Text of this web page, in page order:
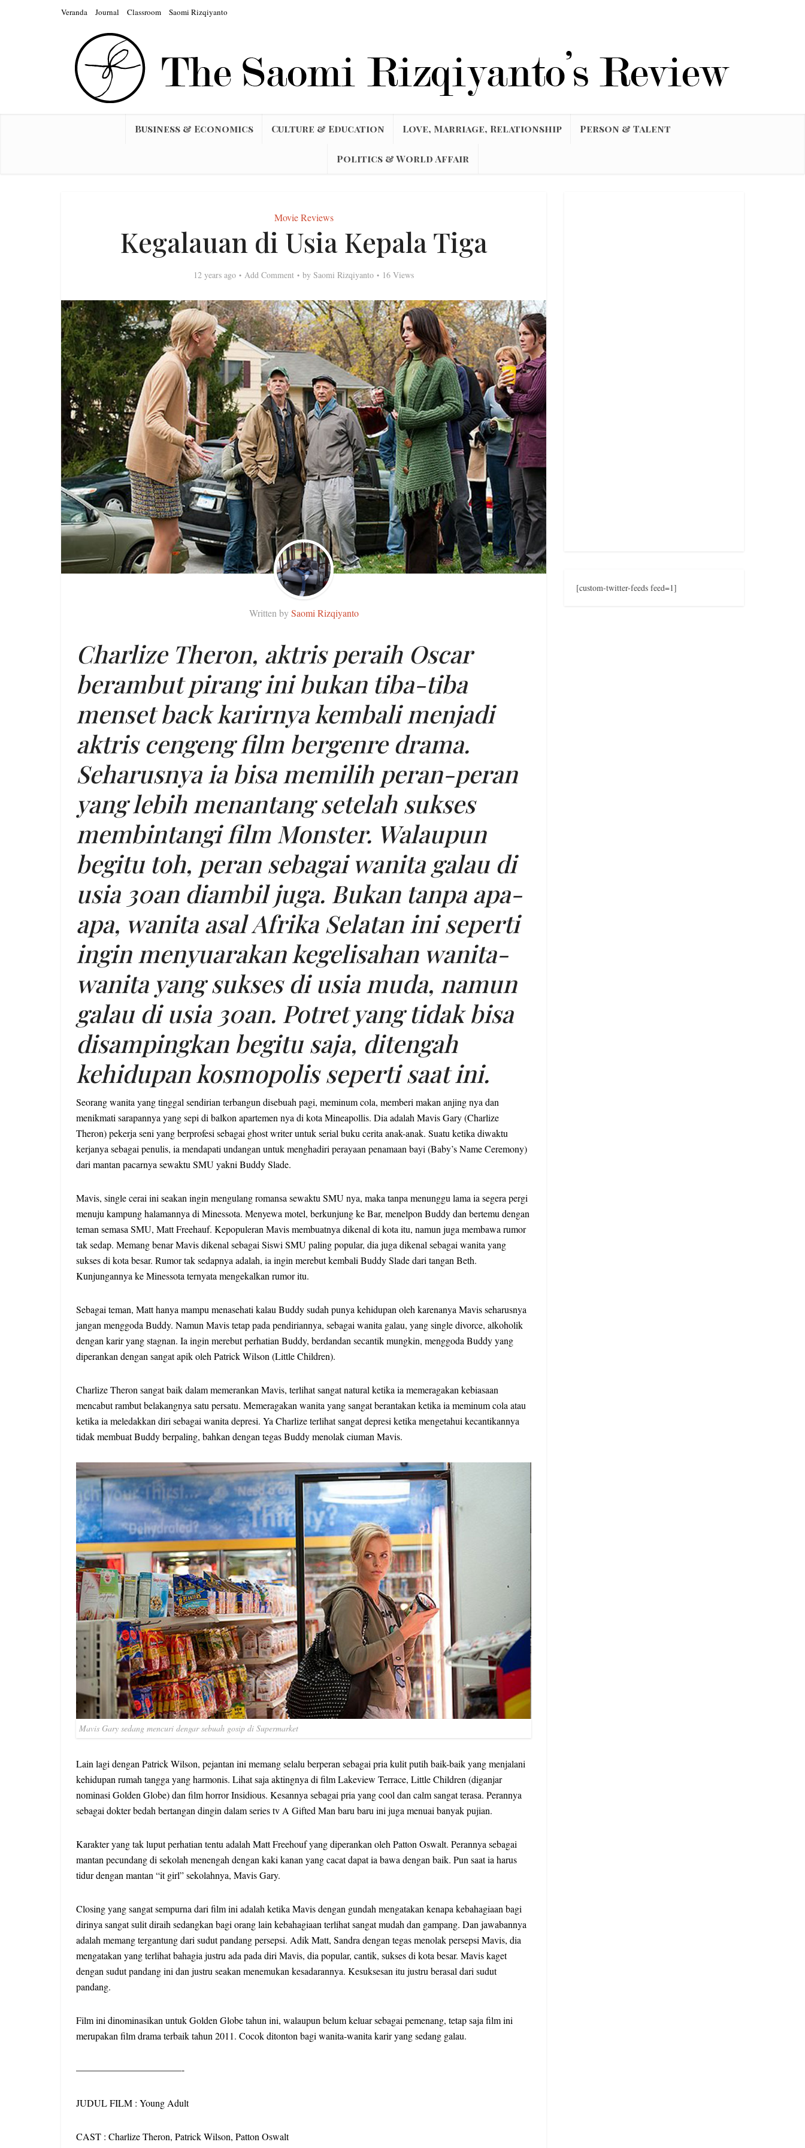
Veranda Journal Classroom Saomi Rizqiyanto
Business & Economics Culture & Education Love, Marriage, Relationship Person & Talent
Politics & World Affair
Movie Reviews
Kegalauan di Usia Kepala Tiga
12 years ago Add Comment by Saomi Rizqiyanto 16 Views
Written bySaomi Rizqiyanto
Charlize Theron, aktris peraih Oscar
berambut pirang ini bukan tiba-tiba
menset back karirnya kembali menjadi
aktris cengeng film bergenre drama.
Seharusnya ia bisa memilih peran-peran
yang lebih menantang setelah sukses
membintangi film Monster. Walaupun
begitu toh, peran sebagai wanita galau di
usia 30an diambil juga. Bukan tanpa apa-
apa, wanita asal Afrika Selatan ini seperti
ingin menyuarakan kegelisahan wanita-
wanita yang sukses di usia muda, namun
galau di usia 30an. Potret yang tidak bisa
disampingkan begitu saja, ditengah
kehidupan kosmopolis seperti saat ini.
Seorang wanita yang tinggal sendirian terbangun disebuah pagi, meminum cola, memberi makan anjing nya dan
menikmati sarapannya yang sepi di balkon apartemen nya di kota Mineapollis. Dia adalah Mavis Gary (Charlize
Theron) pekerja seni yang berprofesi sebagai ghost writer untuk serial buku cerita anak-anak. Suatu ketika diwaktu
kerjanya sebagai penulis, ia mendapati undangan untuk menghadiri perayaan penamaan bayi (Baby’s Name Ceremony)
dari mantan pacarnya sewaktu SMU yakni Buddy Slade.
Mavis, single cerai ini seakan ingin mengulang romansa sewaktu SMU nya, maka tanpa menunggu lama ia segera pergi
menuju kampung halamannya di Minessota. Menyewa motel, berkunjung ke Bar, menelpon Buddy dan bertemu dengan
teman semasa SMU, Matt Freehauf. Kepopuleran Mavis membuatnya dikenal di kota itu, namun juga membawa rumor
tak sedap. Memang benar Mavis dikenal sebagai Siswi SMU paling popular, dia juga dikenal sebagai wanita yang
sukses di kota besar. Rumor tak sedapnya adalah, ia ingin merebut kembali Buddy Slade dari tangan Beth.
Kunjungannya ke Minessota ternyata mengekalkan rumor itu.
Sebagai teman, Matt hanya mampu menasehati kalau Buddy sudah punya kehidupan oleh karenanya Mavis seharusnya
jangan menggoda Buddy. Namun Mavis tetap pada pendiriannya, sebagai wanita galau, yang single divorce, alkoholik
dengan karir yang stagnan. Ia ingin merebut perhatian Buddy, berdandan secantik mungkin, menggoda Buddy yang
diperankan dengan sangat apik oleh Patrick Wilson (Little Children).
Charlize Theron sangat baik dalam memerankan Mavis, terlihat sangat natural ketika ia memeragakan kebiasaan
mencabut rambut belakangnya satu persatu. Memeragakan wanita yang sangat berantakan ketika ia meminum cola atau
ketika ia meledakkan diri sebagai wanita depresi. Ya Charlize terlihat sangat depresi ketika mengetahui kecantikannya
tidak membuat Buddy berpaling, bahkan dengan tegas Buddy menolak ciuman Mavis.
Mavis Gary sedang mencuri dengar sebuah gosip di Supermarket
Lain lagi dengan Patrick Wilson, pejantan ini memang selalu berperan sebagai pria kulit putih baik-baik yang menjalani
kehidupan rumah tangga yang harmonis. Lihat saja aktingnya di film Lakeview Terrace, Little Children (diganjar
nominasi Golden Globe) dan film horror Insidious. Kesannya sebagai pria yang cool dan calm sangat terasa. Perannya
sebagai dokter bedah bertangan dingin dalam series tv A Gifted Man baru baru ini juga menuai banyak pujian.
Karakter yang tak luput perhatian tentu adalah Matt Freehouf yang diperankan oleh Patton Oswalt. Perannya sebagai
mantan pecundang di sekolah menengah dengan kaki kanan yang cacat dapat ia bawa dengan baik. Pun saat ia harus
tidur dengan mantan “it girl” sekolahnya, Mavis Gary.
Closing yang sangat sempurna dari film ini adalah ketika Mavis dengan gundah mengatakan kenapa kebahagiaan bagi
dirinya sangat sulit diraih sedangkan bagi orang lain kebahagiaan terlihat sangat mudah dan gampang. Dan jawabannya
adalah memang tergantung dari sudut pandang persepsi. Adik Matt, Sandra dengan tegas menolak persepsi Mavis, dia
mengatakan yang terlihat bahagia justru ada pada diri Mavis, dia popular, cantik, sukses di kota besar. Mavis kaget
dengan sudut pandang ini dan justru seakan menemukan kesadarannya. Kesuksesan itu justru berasal dari sudut
pandang.
Film ini dinominasikan untuk Golden Globe tahun ini, walaupun belum keluar sebagai pemenang, tetap saja film ini
merupakan film drama terbaik tahun 2011. Cocok ditonton bagi wanita-wanita karir yang sedang galau.
———————————-
JUDUL FILM : Young Adult
CAST : Charlize Theron, Patrick Wilson, Patton Oswalt
[custom-twitter-feeds feed=1]